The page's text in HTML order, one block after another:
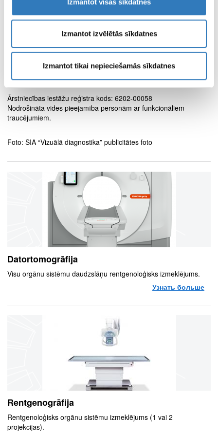
Izmantot izvēlētās sīkdatnes
Izmantot tikai nepieciešamās sīkdatnes
kuldiga@vc4.lv
“Magnētiskās rezonanses kabinets” (magnētiskā rezonanse)
Aizputes iela 22 ( SIA “Kuldīgas slimnīca” telpās)
Tālr.: +37163374025, +37129100074
www.vizualadiagnostika.lv
Ārstniecības iestāžu reģistra kods: 6202-00058
Nodrošināta vides pieejamība personām ar funkcionāliem
traucējumiem.
Foto: SIA “Vizuālā diagnostika” publicitātes foto
Datortomogrāfija
Visu orgānu sistēmu daudzslāņu rentgenoloģisks izmeklējums.
Узнать больше
Rentgenogrāfija
Rentgenoloģisks orgānu sistēmu izmeklējums (1 vai 2
projekcijas).